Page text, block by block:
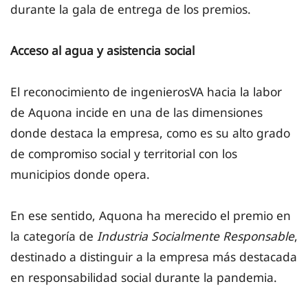
durante la gala de entrega de los premios.
Acceso al agua y asistencia social
El reconocimiento de ingenierosVA hacia la labor
de Aquona incide en una de las dimensiones
donde destaca la empresa, como es su alto grado
de compromiso social y territorial con los
municipios donde opera.
En ese sentido, Aquona ha merecido el premio en
la categoría de Industria Socialmente Responsable,
destinado a distinguir a la empresa más destacada
en responsabilidad social durante la pandemia.